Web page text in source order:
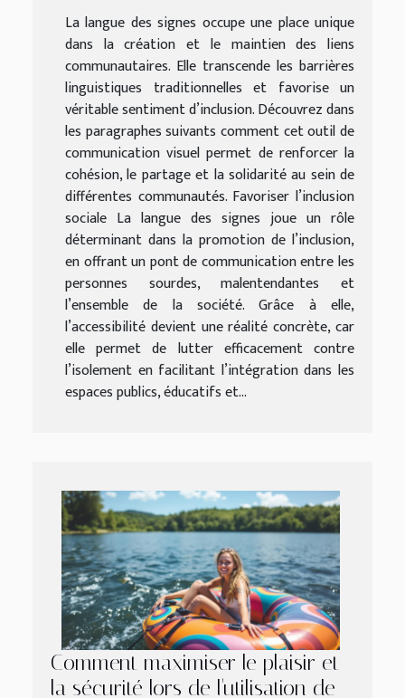
La langue des signes occupe une place unique
dans la création et le maintien des liens
communautaires. Elle transcende les barrières
linguistiques traditionnelles et favorise un
véritable sentiment d’inclusion. Découvrez dans
les paragraphes suivants comment cet outil de
communication visuel permet de renforcer la
cohésion, le partage et la solidarité au sein de
différentes communautés. Favoriser l’inclusion
sociale La langue des signes joue un rôle
déterminant dans la promotion de l’inclusion,
en offrant un pont de communication entre les
personnes sourdes, malentendantes et
l’ensemble de la société. Grâce à elle,
l’accessibilité devient une réalité concrète, car
elle permet de lutter efficacement contre
l’isolement en facilitant l’intégration dans les
espaces publics, éducatifs et...
Comment maximiser le plaisir et
la sécurité lors de l'utilisation de